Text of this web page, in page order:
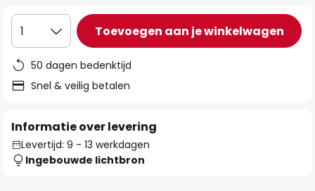
gallerij
1 Toevoegen aan je winkelwagen
50 dagen bedenktijd
Snel & veilig betalen
Informatie over levering
Levertijd: 9 - 13 werkdagen
Ingebouwde lichtbron